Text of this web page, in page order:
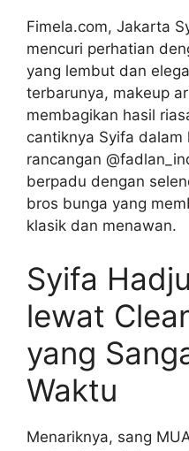
Fimela.com, Jakarta
mencuri perhatian
yang lembut dan
terbarunya, makeup
membagikan hasil
cantiknya Syifa dalam
rancangan
berpadu dengan
bros bunga yang
klasik dan menawan.
Syifa
lewat
yang
Waktu
Menariknya, sang